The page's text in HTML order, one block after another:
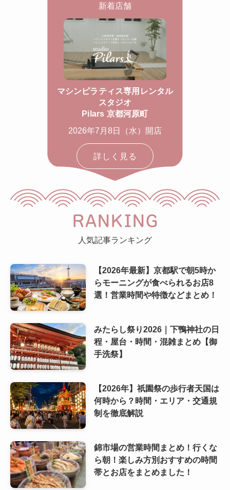
新着店舗
マシンピラティス専用レンタル
スタジオ
Pilars 京都河原町
2026年7月8日（水）開店
詳しく見る
RANKING
人気記事ランキング
【2026年最新】京都駅で朝5時か
らモーニングが食べられるお店8
選！営業時間や特徴などまとめ！
みたらし祭り2026｜下鴨神社の日
程・屋台・時間・混雑まとめ【御
手洗祭】
【2026年】祇園祭の歩行者天国は
何時から？時間・エリア・交通規
制を徹底解説
錦市場の営業時間まとめ！行くな
ら朝！楽しみ方別おすすめの時間
帯とお店をまとめました！